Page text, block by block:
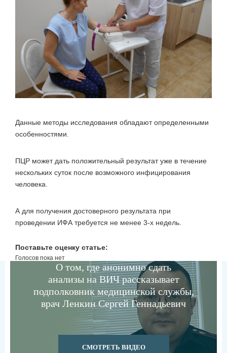
Данные методы исследования обладают определенными
особенностями.
ПЦР может дать положительный результат уже в течение
нескольких суток после возможного инфицирования
человека.
А для получения достоверного результата при
проведении ИФА требуется не менее 3-х недель.
Поставьте оценку статье:
Голосов пока нет
О том, где анонимно сдать
анализы на ВИЧ рассказывает
подполковник медицинской службы,
врач Ленкин Сергей Геннадьевич
СМОТРЕТЬ ВИДЕО